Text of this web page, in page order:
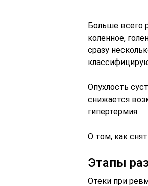
Больше всего
коленное,
сразу
Опухлость
снижается
гипертермия.
О том, как
Этапы
Отеки при